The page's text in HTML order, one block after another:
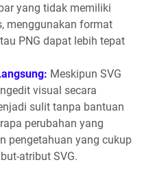
yang tidak memiliki
menggunakan format
PNG dapat lebih tepat
Meskipun SVG
visual secara
sulit tanpa bantuan
perubahan yang
pengetahuan yang cukup
atribut SVG.